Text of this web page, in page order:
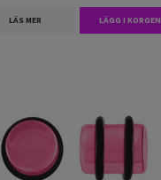
LÄS MER LÄGG I KORGEN